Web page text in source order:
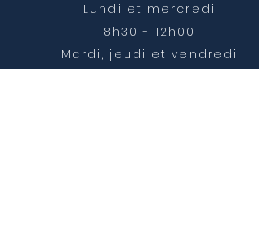
Lundi et mercredi
8h30 - 12h00
Mardi, jeudi et vendredi